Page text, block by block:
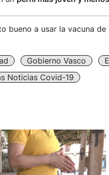
bueno a usar la vacuna
Gobierno Vasco
Noticias Covid-19